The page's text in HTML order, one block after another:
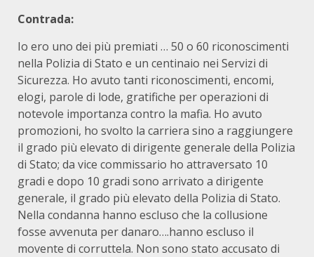
Contrada:
Io ero uno dei più premiati … 50 o 60 riconoscimenti
nella Polizia di Stato e un centinaio nei Servizi di
Sicurezza. Ho avuto tanti riconoscimenti, encomi,
elogi, parole di lode, gratifiche per operazioni di
notevole importanza contro la mafia. Ho avuto
promozioni, ho svolto la carriera sino a raggiungere
il grado più elevato di dirigente generale della Polizia
di Stato; da vice commissario ho attraversato 10
gradi e dopo 10 gradi sono arrivato a dirigente
generale, il grado più elevato della Polizia di Stato.
Nella condanna hanno escluso che la collusione
fosse avvenuta per danaro….hanno escluso il
movente di corruttela. Non sono stato accusato di